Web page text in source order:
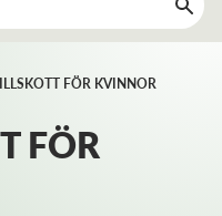
FÖR KVINNOR
FÖR